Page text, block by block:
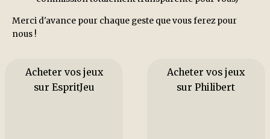
Merci d'avance pour chaque geste que vous ferez pour
nous !
Acheter vos jeux
sur EspritJeu
Acheter vos jeux
sur Philibert